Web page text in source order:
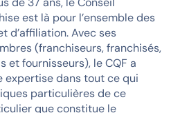
est là pour l’ensemble des
d’affiliation. Avec ses
(franchiseurs, franchisés,
et fournisseurs), le CQF a
expertise dans tout ce qui
particulières de ce
que constitue le